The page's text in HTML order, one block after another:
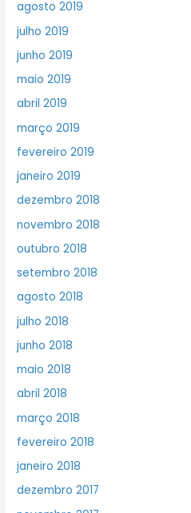
agosto 2019
julho 2019
junho 2019
maio 2019
abril 2019
março 2019
fevereiro 2019
janeiro 2019
dezembro 2018
novembro 2018
outubro 2018
setembro 2018
agosto 2018
julho 2018
junho 2018
maio 2018
abril 2018
março 2018
fevereiro 2018
janeiro 2018
dezembro 2017